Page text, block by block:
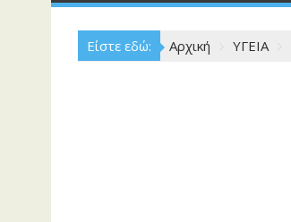
Είστε εδώ: Αρχική ΥΓΕΙΑ